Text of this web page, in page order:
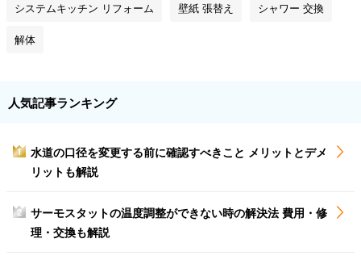
システムキッチン リフォーム 壁紙 張替え シャワー 交換
解体
人気記事ランキング
1
水道の口径を変更する前に確認すべきこと メリットとデメ
リットも解説
2
サーモスタットの温度調整ができない時の解決法 費用・修
理・交換も解説